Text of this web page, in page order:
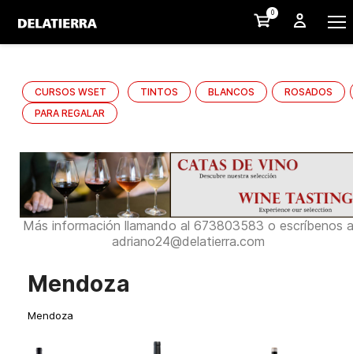
0
CURSOS WSET TINTOS BLANCOS
ROSADOS
PARA REGALAR
Más información llamando al 673803583 o escríbenos a
adriano24@delatierra.com
Mendoza
Mendoza